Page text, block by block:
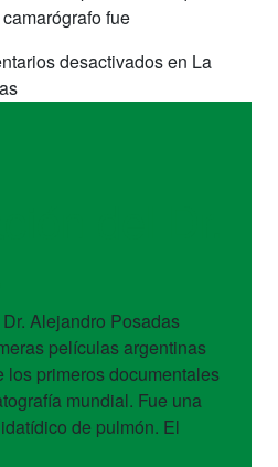
fue
desactivadosen La
Alejandro Posadas
películas argentinas
los primeros documentales
mundial. Fue una
de pulmón. El